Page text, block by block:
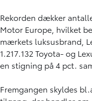
Rekorden dækker
Motor Europe, hvilket
mærkets luksusbrand,
1.217.132 Toyota- og
en stigning på 4 pct.
Fremgangen skyldes